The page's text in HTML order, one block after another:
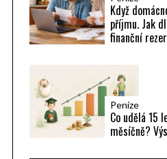
Když
příjmu. Jak
finanční
Peníze
Co udělá 15
měsíčně?